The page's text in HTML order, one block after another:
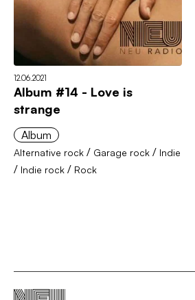
12.06.2021
Album #14 - Love is
strange
Album
Alternative rock / Garage rock / Indie
/ Indie rock / Rock